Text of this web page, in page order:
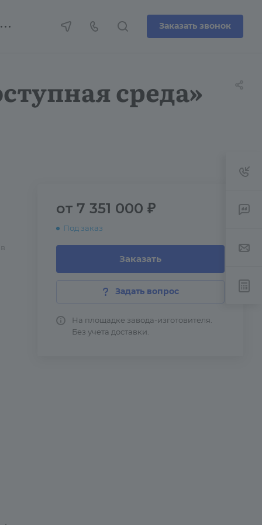
Заказать звонок
среда»
от 7 351 000 ₽
Под заказ
Заказать
Задать вопрос
На площадке завода-изготовителя.
Без учета доставки.